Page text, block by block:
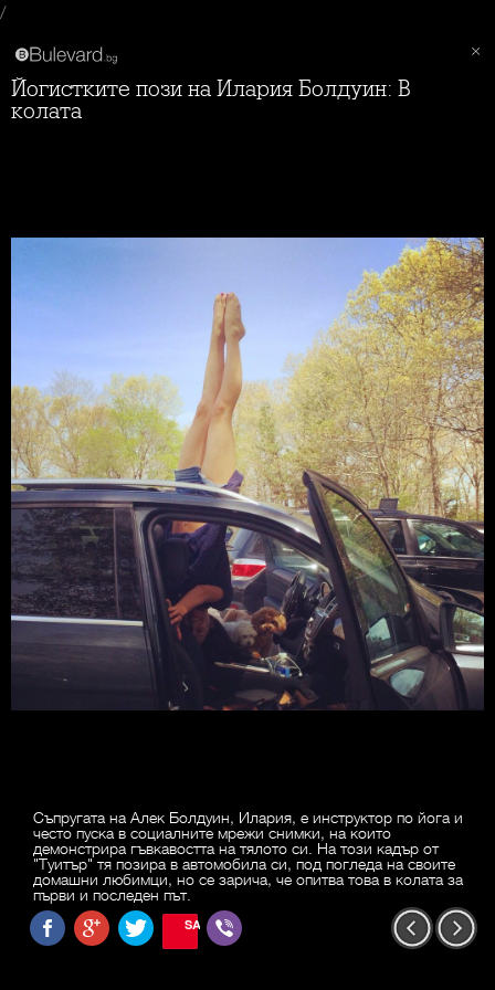
/
Йогистките пози на Илария Болдуин: В
колата
Съпругата на Алек Болдуин, Илария, е инструктор по йога и
често пуска в социалните мрежи снимки, на които
демонстрира гъвкавостта на тялото си. На този кадър от
"Туитър" тя позира в автомобила си, под погледа на своите
домашни любимци, но се зарича, че опитва това в колата за
първи и последен път.
SAVE